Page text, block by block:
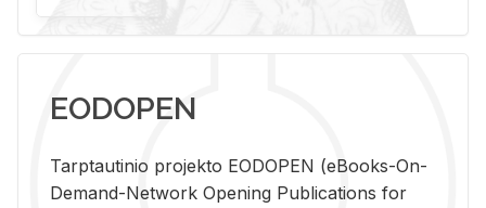
EODOPEN
Tarp­tau­ti­nio pro­jek­to EO­DO­PEN (eBo­oks-On-
De­mand-Ne­twork Ope­ning Pub­li­ca­tions for